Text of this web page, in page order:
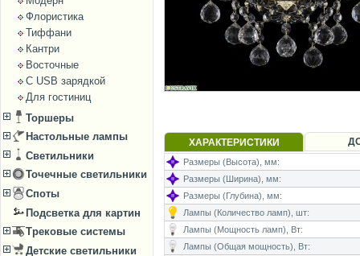
Флористика
Тиффани
Кантри
Восточные
С USB зарядкой
Для гостиниц
Торшеры
Настольные лампы
Светильники
Точечные светильники
Споты
Подсветка для картин
Трековые системы
Детские светильники
ХАРАКТЕРИСТИКИ
Размеры (Высота), мм:
Размеры (Ширина), мм:
Размеры (Глубина), мм:
Лампы (Количество ламп), шт:
Лампы (Мощность ламп), Вт:
Лампы (Общая мощность), Вт: